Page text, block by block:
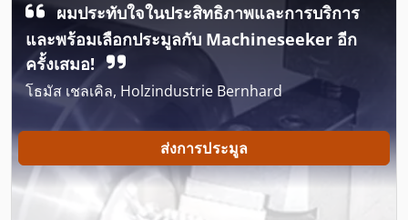
2018, ชั่วโมงการทำงาน:3,035 h, อุปกรณ์:ขับเคลื่อนทุกล้อ,
ระบบควบคุมแรงฉุด, ระบบอิมโมบิไลเซอร์, ล็อกดิฟเฟอเรนเชียล,
เครื่องทำความร้อนขณะจอดรถ, เสียงรบกวนต่ำ, เอบีเอส, แผ่น
กรองเขม่า, โปรแกรมควบคุมเสถียรภาพอิเล็กทรอนิกส์ (ESP), ไฟ
หน้าเพิ่มเติม, ไฮดรอลิก,
ผมประทับใจในประสิทธิภาพและการบริการ
และพร้อมเลือกประมูลกับ Machineseeker อีก
ครั้งเสมอ!
โธมัส เชลเคิล, Holzindustrie Bernhard
ส่งการประมูล